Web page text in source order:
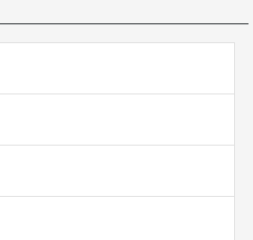
Ajuda